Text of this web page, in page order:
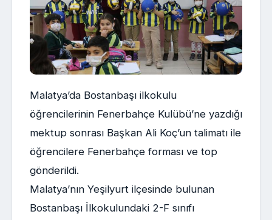
Malatya’da Bostanbaşı ilkokulu
öğrencilerinin Fenerbahçe Kulübü’ne yazdığı
mektup sonrası Başkan Ali Koç’un talimatı ile
öğrencilere Fenerbahçe forması ve top
gönderildi.
Malatya’nın Yeşilyurt ilçesinde bulunan
Bostanbaşı İlkokulundaki 2-F sınıfı